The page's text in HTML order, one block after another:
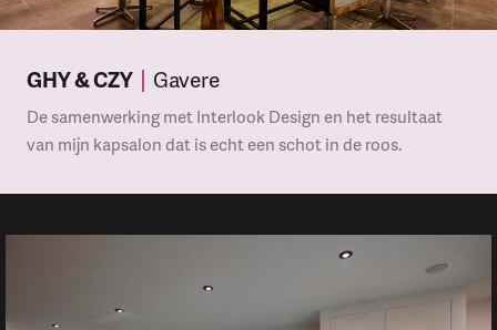
GHY & CZY Gavere
De samenwerking met Interlook Design en het resultaat
van mijn kapsalon dat is echt een schot in de roos.